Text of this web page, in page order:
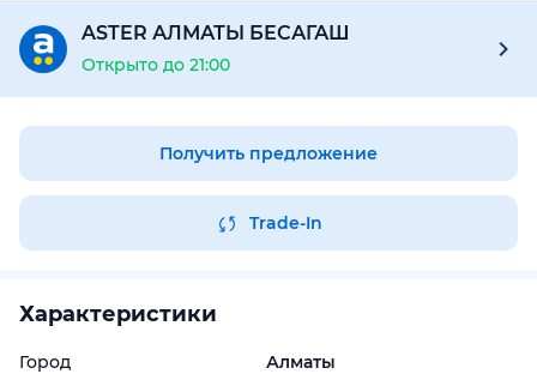
ASTER АЛМАТЫ БЕСАГАШ
Открыто до 21:00
Получить предложение
Trade-In
Характеристики
Город
Алматы